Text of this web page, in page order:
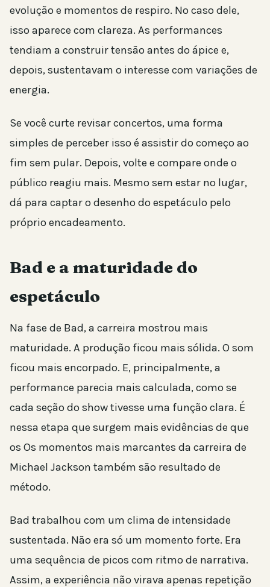
evolução e momentos de respiro. No caso dele,
isso aparece com clareza. As performances
tendiam a construir tensão antes do ápice e,
depois, sustentavam o interesse com variações de
energia.
Se você curte revisar concertos, uma forma
simples de perceber isso é assistir do começo ao
fim sem pular. Depois, volte e compare onde o
público reagiu mais. Mesmo sem estar no lugar,
dá para captar o desenho do espetáculo pelo
próprio encadeamento.
Bad e a maturidade do
espetáculo
Na fase de Bad, a carreira mostrou mais
maturidade. A produção ficou mais sólida. O som
ficou mais encorpado. E, principalmente, a
performance parecia mais calculada, como se
cada seção do show tivesse uma função clara. É
nessa etapa que surgem mais evidências de que
os Os momentos mais marcantes da carreira de
Michael Jackson também são resultado de
método.
Bad trabalhou com um clima de intensidade
sustentada. Não era só um momento forte. Era
uma sequência de picos com ritmo de narrativa.
Assim, a experiência não virava apenas repetição